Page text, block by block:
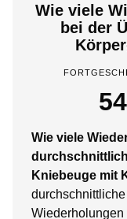
Wie viele
bei der
54
Wie viele
Kniebeuge mit